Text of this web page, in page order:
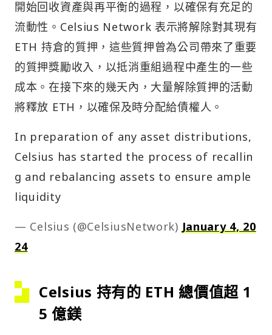
開始回收資產與再平衡的過程，以確保有充足的
流動性。Celsius Network 表示將解除對其現有
ETH 持倉的質押，這些質押曾為公司帶來了重要
的質押獎勵收入，以抵消重組過程中產生的一些
成本。在接下來的幾天內，大量解除質押的活動
將釋放 ETH，以確保及時分配給債權人。
In preparation of any asset distributions,
Celsius has started the process of recallin
g and rebalancing assets to ensure ample
liquidity
— Celsius (@CelsiusNetwork) January 4, 20
24
Celsius 持有的 ETH 總價值超 1
5 億鎂